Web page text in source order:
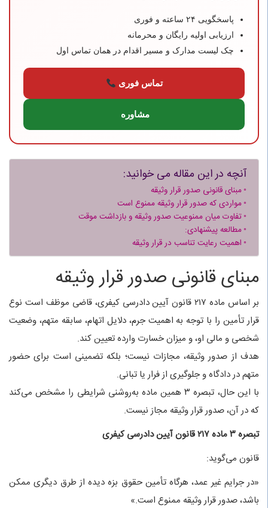
پاسخگویی ۲۴ ساعته و فوری
ارزیابی اولیه رایگان و محرمانه
چک‌ لیست مدارک و مسیر اقدام در همان تماس اول
تماس فوری
مشاوره
آنچه در این مقاله می خوانید:
مبنای قانونی صدور قرار وثیقه
مواردی که صدور قرار وثیقه ممنوع است
تفاوت میان ممنوعیت صدور وثیقه و بازداشت موقت
مطالعه‌ پیشنهادی:
اهمیت رعایت تناسب در قرار وثیقه
مبنای قانونی صدور قرار وثیقه
بر اساس ماده ۲۱۷ قانون آیین دادرسی کیفری، قاضی موظف است نوع
قرار تأمین را با توجه به اهمیت جرم، دلایل اتهام، سابقه متهم، وضعیت
شخصی و مالی او، و میزان خسارت وارده تعیین کند.
هدف از صدور وثیقه، مجازات نیست؛ بلکه تضمینی است برای حضور
متهم در دادگاه و جلوگیری از فرار یا تبانی.
با این حال، تبصره ۳ همین ماده به‌روشنی شرایطی را مشخص می‌کند
که در آن، صدور قرار وثیقه مجاز نیست.
تبصره ۳ ماده ۲۱۷ قانون آیین دادرسی کیفری
قانون می‌گوید:
«در جرایم غیر عمد، هرگاه تأمین حقوق بزه‌ دیده از طرق دیگری ممکن
باشد، صدور قرار وثیقه ممنوع است.»